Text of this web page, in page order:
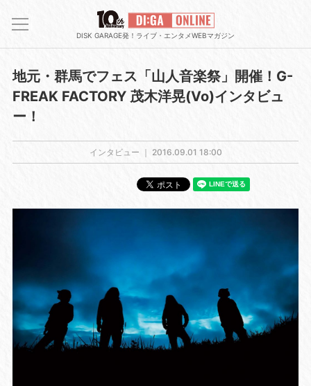
DISK GARAGE発！ライブ・エンタメWEBマガジン
地元・群馬でフェス「山人音楽祭」開催！G-
FREAK FACTORY 茂木洋晃(Vo)インタビュ
ー！
インタビュー ｜ 2016.09.01 18:00